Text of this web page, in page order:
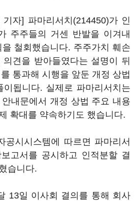
기자] 파마리서치(214450)가 인
주주들의 거센 반발을 이겨내
철회했습니다. 주주가치 훼손
견을 받아들였다는 설명이 뒤
통과해 시행을 앞둔 개정 상법
됩니다. 실제로 파마리서치는
내문에서 개정 상법 주요 내용
확대를 약속하기도 했습니다.
공시시스템에 따르면 파마리서
고서를 공시하고 인적분할 결
습니다.
13일 이사회 결의를 통해 회사